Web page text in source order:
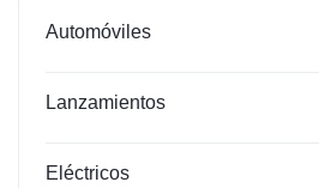
Automóviles
Lanzamientos
Eléctricos